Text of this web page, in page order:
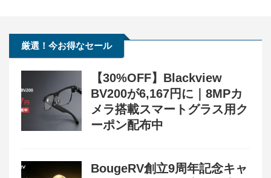
厳選！今お得なセール
【30%OFF】Blackview
BV200が6,167円に｜8MPカ
メラ搭載スマートグラス用ク
ーポン配布中
BougeRV創立9周年記念キャ